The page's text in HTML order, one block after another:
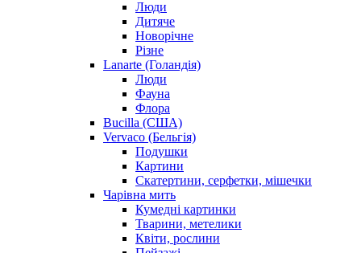
Люди
Дитяче
Новорічне
Різне
Lanarte (Голандія)
Люди
Фауна
Флора
Bucilla (США)
Vervaco (Бельгія)
Подушки
Картини
Скатертини, серфетки, мішечки
Чарiвна мить
Кумедні картинки
Тварини, метелики
Квіти, рослини